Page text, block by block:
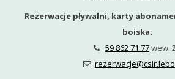
Rezerwacje pływalni, karty
boiska:
 59 862 71 77wew.
